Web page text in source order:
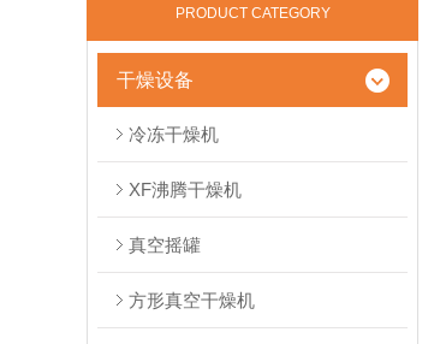
PRODUCT CATEGORY
干燥设备
冷冻干燥机
XF沸腾干燥机
真空摇罐
方形真空干燥机